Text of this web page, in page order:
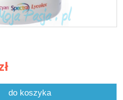
do koszyka